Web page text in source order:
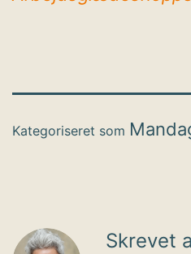
Kategoriseret som
Skrevet